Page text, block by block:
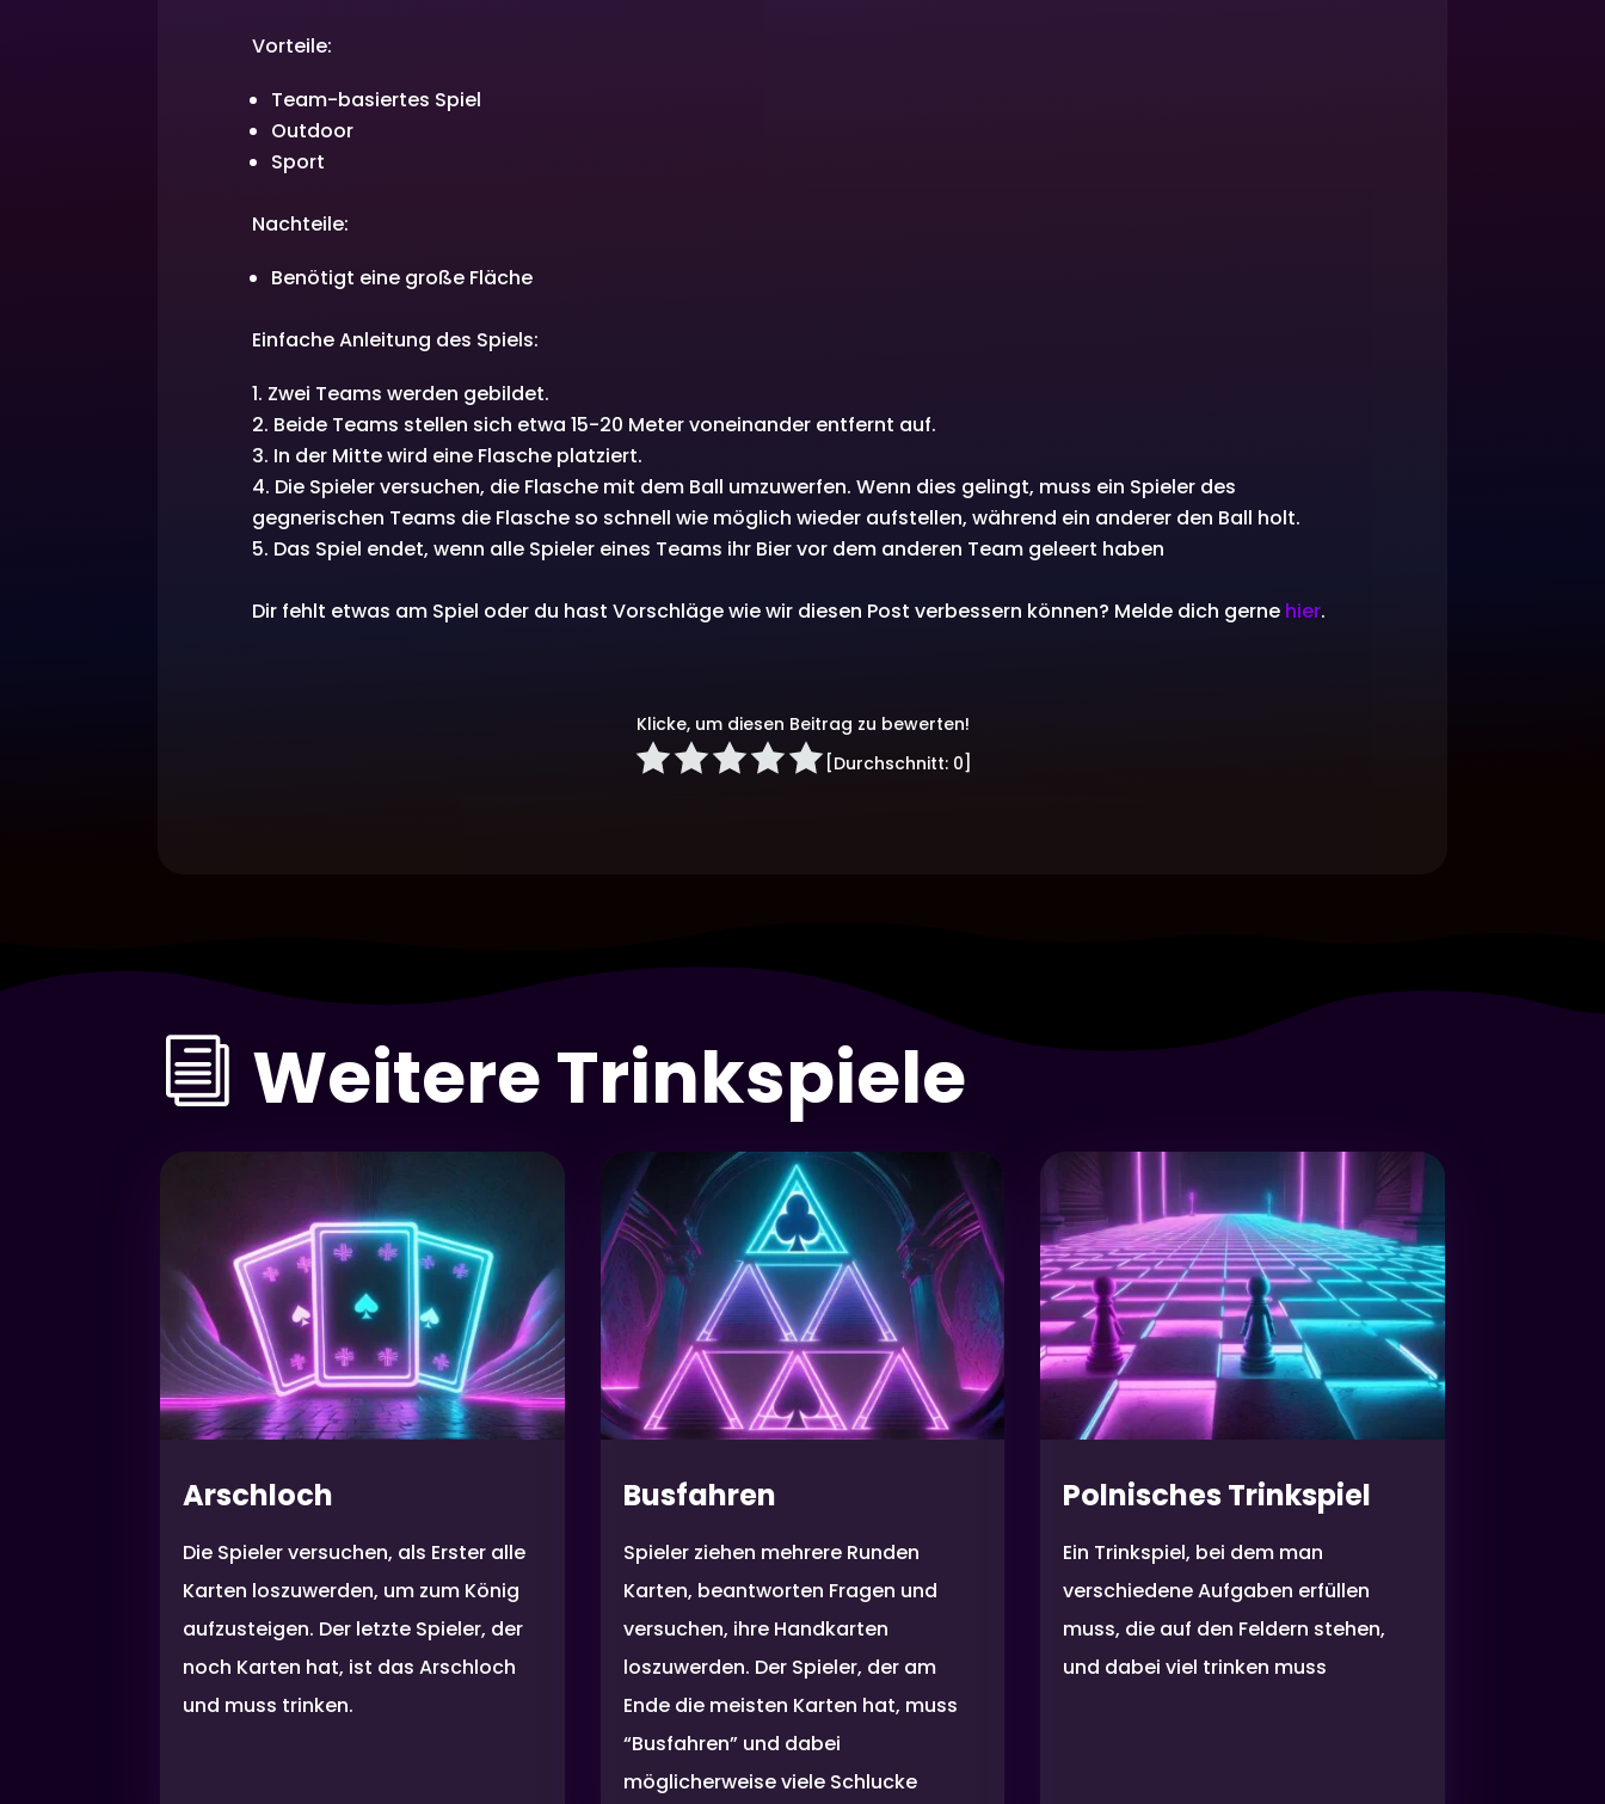
Vorteile:
Team-basiertes Spiel
Outdoor
Sport
Nachteile:
Benötigt eine große Fläche
Einfache Anleitung des Spiels:
Zwei Teams werden gebildet.
Beide Teams stellen sich etwa 15-20 Meter voneinander entfernt auf.
In der Mitte wird eine Flasche platziert.
Die Spieler versuchen, die Flasche mit dem Ball umzuwerfen. Wenn dies gelingt, muss ein Spieler des
gegnerischen Teams die Flasche so schnell wie möglich wieder aufstellen, während ein anderer den Ball holt.
Das Spiel endet, wenn alle Spieler eines Teams ihr Bier vor dem anderen Team geleert haben
Dir fehlt etwas am Spiel oder du hast Vorschläge wie wir diesen Post verbessern können? Melde dich gerne hier.
Klicke, um diesen Beitrag zu bewerten!
[Durchschnitt: 0]
i Weitere Trinkspiele
Arschloch
Die Spieler versuchen, als Erster alle
Karten loszuwerden, um zum König
aufzusteigen. Der letzte Spieler, der
noch Karten hat, ist das Arschloch
und muss trinken.
Busfahren
Spieler ziehen mehrere Runden
Karten, beantworten Fragen und
versuchen, ihre Handkarten
loszuwerden. Der Spieler, der am
Ende die meisten Karten hat, muss
“Busfahren” und dabei
möglicherweise viele Schlucke
Polnisches Trinkspiel
Ein Trinkspiel, bei dem man
verschiedene Aufgaben erfüllen
muss, die auf den Feldern stehen,
und dabei viel trinken muss